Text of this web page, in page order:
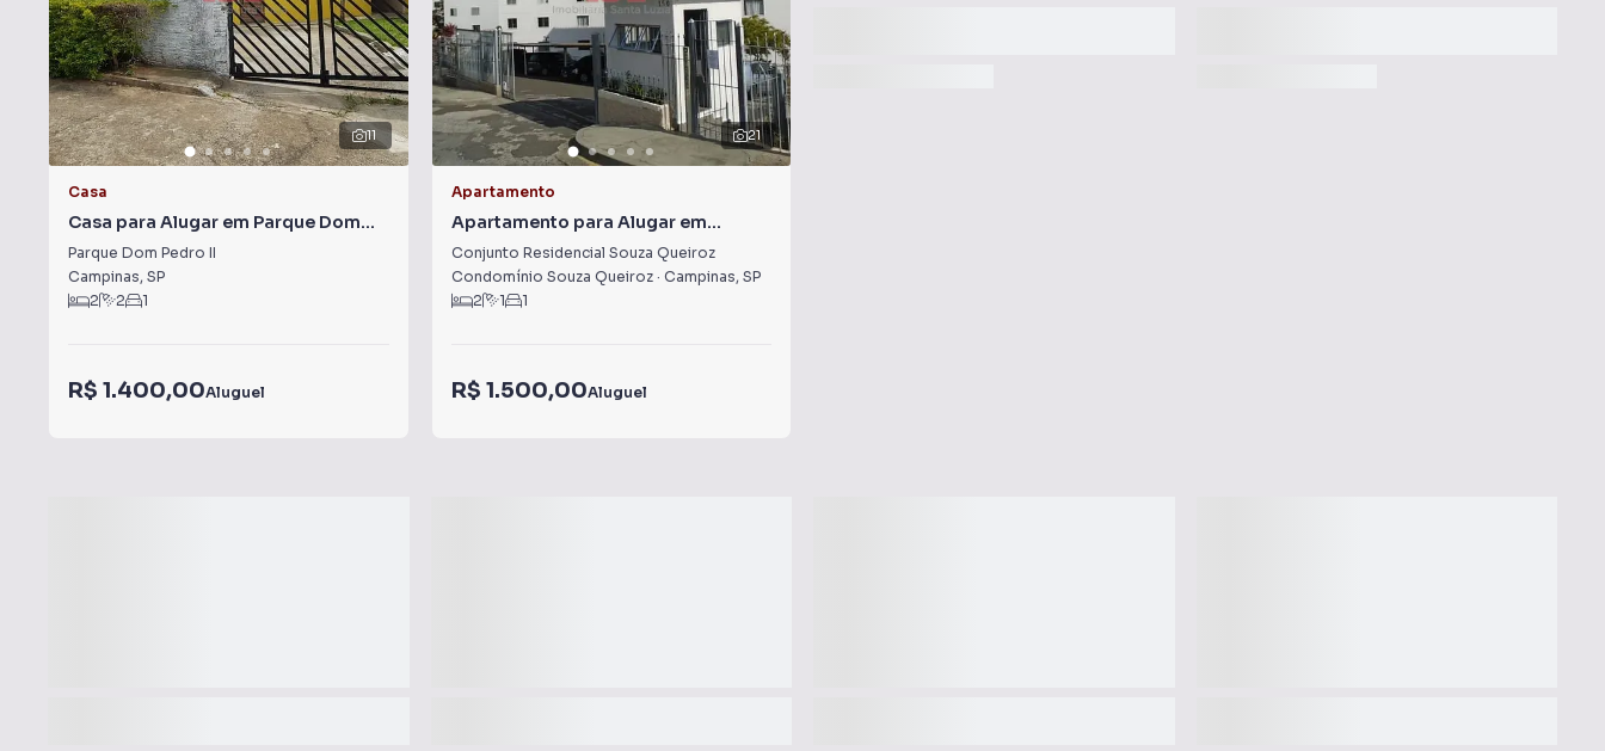
11
Casa
Casa para Alugar em Parque Dom
Pedro II
Parque Dom Pedro II
Campinas, SP
2
2 1
R$ 1.400,00Aluguel
21
Apartamento
Apartamento para Alugar em
Conjunto Residencial Souza Queiroz
Conjunto Residencial Souza Queiroz
Condomínio Souza Queiroz· Campinas, SP
2
1 1
R$ 1.500,00Aluguel